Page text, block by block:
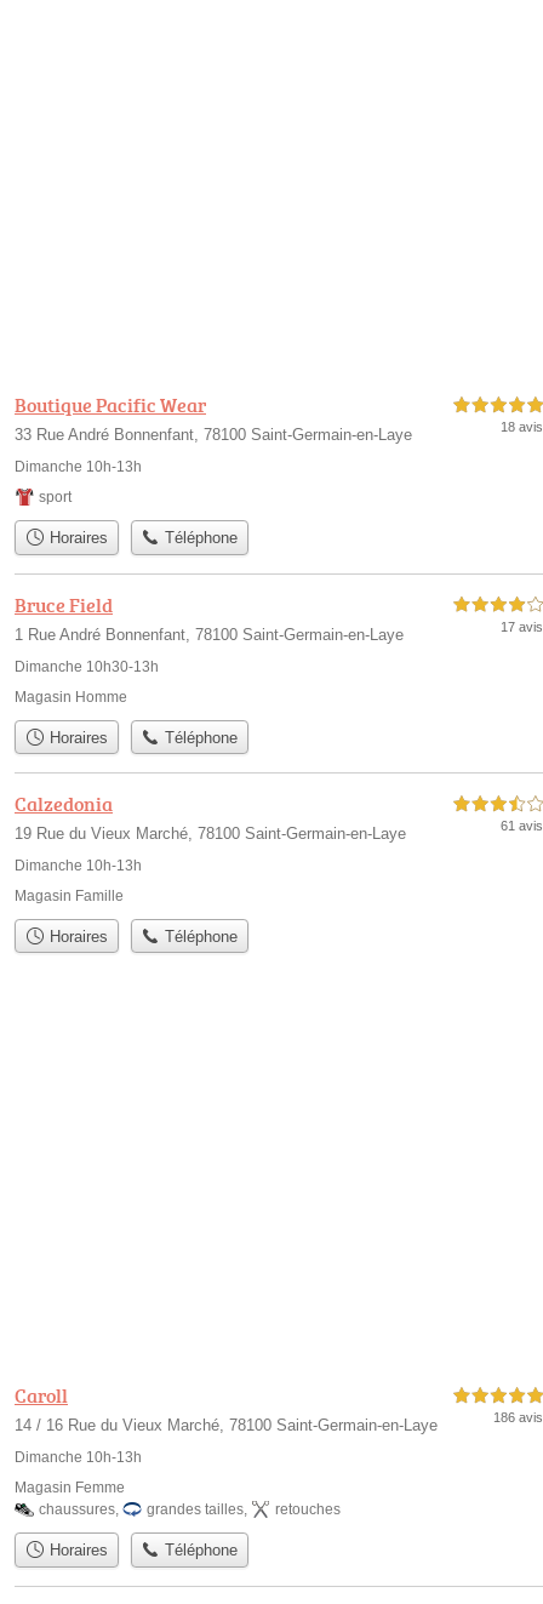
Boutique Pacific Wear
33 Rue André Bonnenfant, 78100 Saint-Germain-en-Laye
Dimanche 10h-13h
5,0 étoiles sur 5
18 avis
sport
Horaires Téléphone
Bruce Field
1 Rue André Bonnenfant, 78100 Saint-Germain-en-Laye
Dimanche 10h30-13h
4,0 étoiles sur 5
17 avis
Magasin Homme
Horaires Téléphone
Calzedonia
19 Rue du Vieux Marché, 78100 Saint-Germain-en-Laye
Dimanche 10h-13h
3,5 étoiles sur 5
61 avis
Magasin Famille
Horaires Téléphone
Caroll
14 / 16 Rue du Vieux Marché, 78100 Saint-Germain-en-Laye
Dimanche 10h-13h
5,0 étoiles sur 5
186 avis
Magasin Femme
chaussures, grandes tailles, retouches
Horaires Téléphone